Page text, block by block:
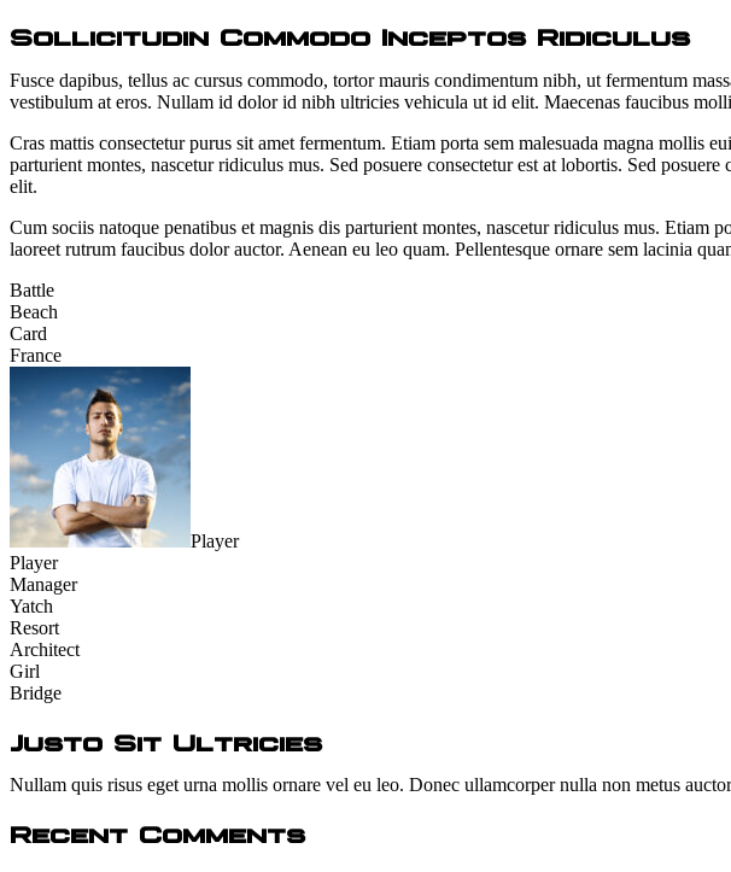
Sollicitudin Commodo Inceptos Ridiculus
Fusce dapibus, tellus ac cursus commodo, tortor mauris condimentum nibh, ut fermentum
vestibulum at eros. Nullam id dolor id nibh ultricies vehicula ut id elit. Maecenas faucibus
Cras mattis consectetur purus sit amet fermentum. Etiam porta sem malesuada magna mollis
parturient montes, nascetur ridiculus mus. Sed posuere consectetur est at lobortis. Sed
elit.
Cum sociis natoque penatibus et magnis dis parturient montes, nascetur ridiculus mus. Etiam
laoreet rutrum faucibus dolor auctor. Aenean eu leo quam. Pellentesque ornare sem lacinia
Battle
Beach
Card
France
Player
Player
Manager
Yatch
Resort
Architect
Girl
Bridge
Justo Sit Ultricies
Nullam quis risus eget urna mollis ornare vel eu leo. Donec ullamcorper nulla non metus
Recent Comments